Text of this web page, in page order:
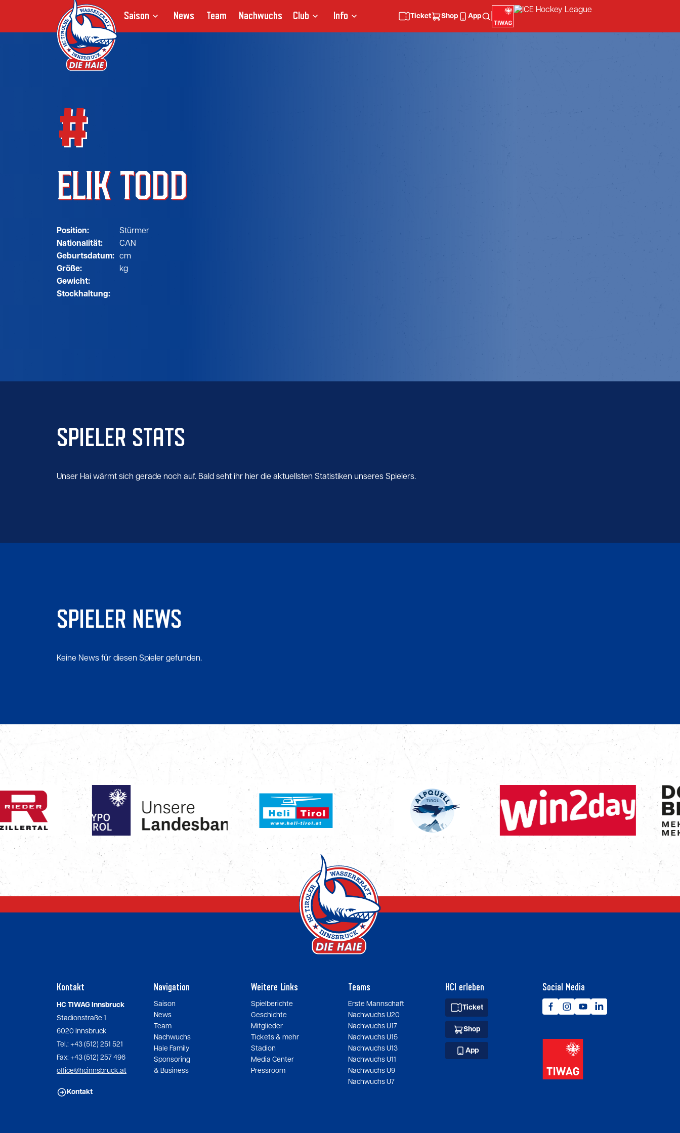
Saison News Team Nachwuchs Club Info Ticket Shop App
#
ELIK TODD
Position:
Nationalität:
Geburtsdatum:
Größe:
Gewicht:
Stockhaltung:
Stürmer
CAN
cm
kg
SPIELER STATS
Unser Hai wärmt sich gerade noch auf. Bald seht ihr hier die aktuellsten Statistiken unseres Spielers.
SPIELER NEWS
Keine News für diesen Spieler gefunden.
Kontakt
HC TIWAG Innsbruck
Stadionstraße 1
6020 Innsbruck
Tel.: +43 (512) 251 521
Fax: +43 (512) 257 496
office@hcinnsbruck.at
Kontakt
Navigation
Saison
News
Team
Nachwuchs
Haie Family
Sponsoring
& Business
Weitere Links
Spielberichte
Geschichte
Mitglieder
Tickets & mehr
Stadion
Media Center
Pressroom
Teams
Erste Mannschaft
Nachwuchs U20
Nachwuchs U17
Nachwuchs U15
Nachwuchs U13
Nachwuchs U11
Nachwuchs U9
Nachwuchs U7
HCI erleben
Ticket
Shop
App
Social Media